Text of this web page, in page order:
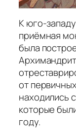
К юго-
приёмная
была
от
находились
которые
году.